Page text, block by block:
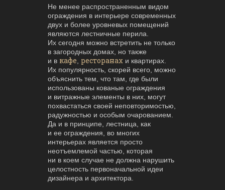
Не менее распространенным видом
ограждения в интерьере современных
двух и более уровневых помещений
являются лестничные перила.
Их сегодня можно встретить не только
в загородных домах, но также
и в кафе ресторанах и квартирах.
Их популярность, скорей всего, можно
объяснить тем, что там, где были
использованы кованые ограждения
и витражные элементы в них, могут
похвастаться своей неповторимостью,
радужностью и особым очарованием.
Да и в принципе, лестница, как
и ее ограждения, во многих
интерьерах является просто
неотъемлемой частью, которая
ни в коем случае не должна нарушить
целостность первоначальной идеи
дизайнера и архитектора.